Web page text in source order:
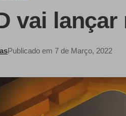
vai lançar
Publicado em 7 de Março, 2022